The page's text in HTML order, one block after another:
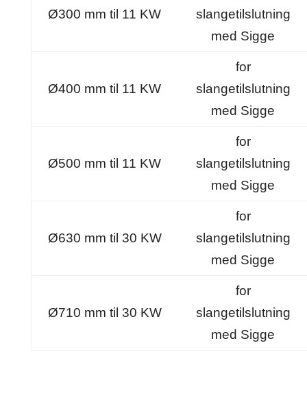
Ø300 mm til 11 KW
slangetilslutning
med Sigge
Ø400 mm til 11 KW
for
slangetilslutning
med Sigge
Ø500 mm til 11 KW
for
slangetilslutning
med Sigge
Ø630 mm til 30 KW
for
slangetilslutning
med Sigge
Ø710 mm til 30 KW
for
slangetilslutning
med Sigge